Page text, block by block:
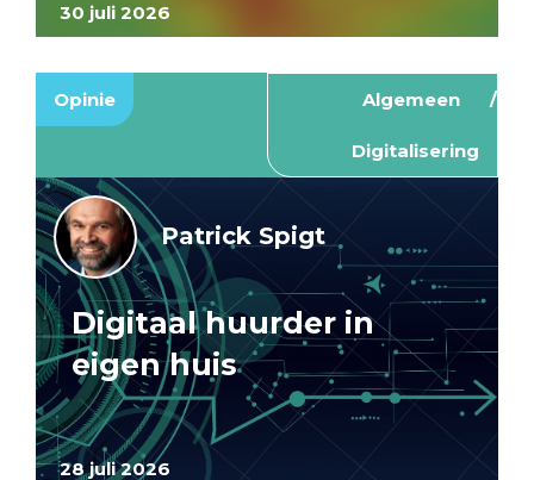
30 juli 2026
Opinie Algemeen
Digitalisering
28 juli 2026
Patrick Spigt
Digitaal huurder in
eigen huis